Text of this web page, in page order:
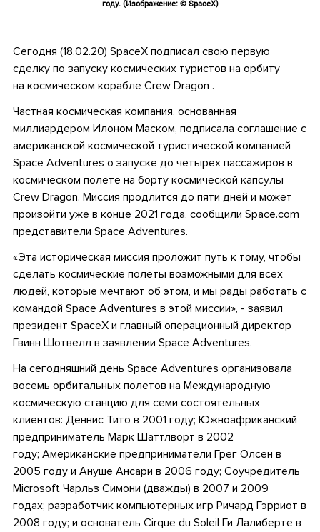
году. (Изображение: © SpaceX)
Cегодня (18.02.20) SpaceX подписал свою первую
сделку по запуску космических туристов на орбиту
на космическом корабле Crew Dragon .
Частная космическая компания, основанная
миллиардером Илоном Маском, подписала соглашение с
американской космической туристической компанией
Space Adventures о запуске до четырех пассажиров в
космическом полете на борту космической капсулы
Crew Dragon. Миссия продлится до пяти дней и может
произойти уже в конце 2021 года, сообщили Space.com
представители Space Adventures.
«Эта историческая миссия проложит путь к тому, чтобы
сделать космические полеты возможными для всех
людей, которые мечтают об этом, и мы рады работать с
командой Space Adventures в этой миссии», - заявил
президент SpaceX и главный операционный директор
Гвинн Шотвелл в заявлении Space Adventures.
На сегодняшний день Space Adventures организовала
восемь орбитальных полетов на Международную
космическую станцию ​​для семи состоятельных
клиентов: Деннис Тито в 2001 году; Южноафриканский
предприниматель Марк Шаттлворт в 2002
году; Американские предприниматели Грег Олсен в
2005 году и Ануше Ансари в 2006 году; Соучредитель
Microsoft Чарльз Симони (дважды) в 2007 и 2009
годах; разработчик компьютерных игр Ричард Гэрриот в
2008 году; и основатель Cirque du Soleil Ги Лалиберте в